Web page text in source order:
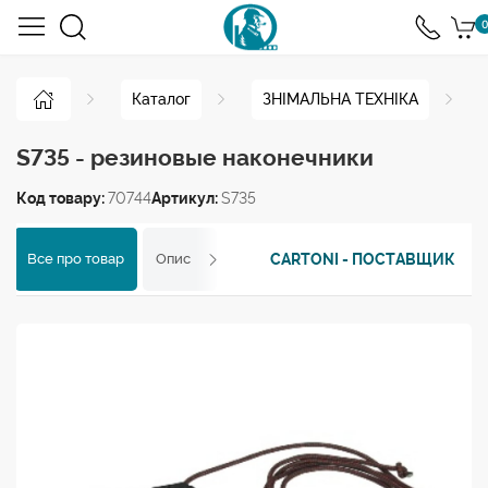
0
Каталог ЗНІМАЛЬНА ТЕХНІКА
S735 - резиновые наконечники
Код товару:70744Артикул:S735
Все про товар Опис Характеристики Відгуки
CARTONI - ПОСТАВЩИК